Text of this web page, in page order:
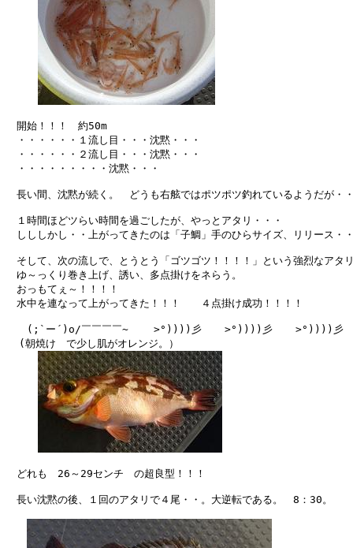
開始！！！　約50m
・・・・・・１流し目・・・沈黙・・・
・・・・・・２流し目・・・沈黙・・・
・・・・・・・・・沈黙・・・
長い間、沈黙が続く。　どうも右舷ではポツポツ釣れているようだが・
１時間ほどツらい時間を過ごしたが、やっとアタリ・・・
しししかし・・上がってきたのは「子鯛」手のひらサイズ、リリー
そして、次の流しで、とうとう「ゴツゴツ！！！！」という強烈なアタ
ゆ～っくり巻き上げ、誘い、多点掛けをネらう。
おっもてぇ～！！！！
水中を連なって上がってきた！！！　　４点掛け成功！！！！
(;`ー´)o/￣￣￣￣~    >°))))彡　  >°))))彡　  >°))))彡
  (朝焼け　で少し肌がオレンジ。）
どれも　26～29センチ　の超良型！！！
長い沈黙の後、１回のアタリで４尾・・。大逆転である。　8：30。